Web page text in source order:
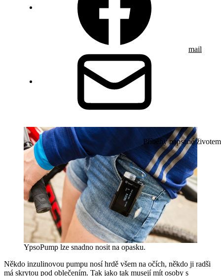
mail
Příběhy napsané životem
YpsoPump lze snadno nosit na opasku.
Někdo inzulinovou pumpu nosí hrdě všem na očích, někdo ji radši
má skrytou pod oblečením. Tak jako tak musejí mít osoby s